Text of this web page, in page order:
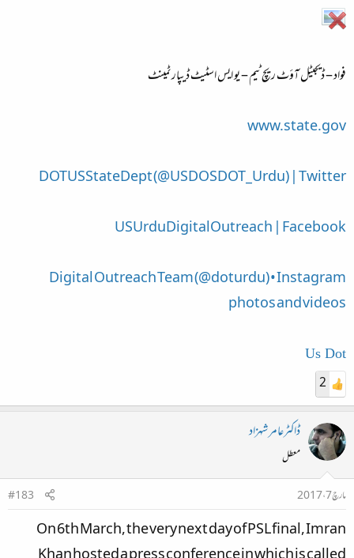
فواد – ڈيجيٹل آؤٹ ريچ ٹيم – يو ايس اسٹيٹ ڈيپارٹمينٹ
www.state.gov
DOTUSStateDept (@USDOSDOT_Urdu) | Twitter
USUrduDigitalOutreach | Facebook
Digital Outreach Team (@doturdu) • Instagram
photos and videos
Us Dot
2
ڈاکٹرعامر شہزاد
معطل
مارچ 7، 2017
#183
On 6th March, the very next day of PSL final, Imran